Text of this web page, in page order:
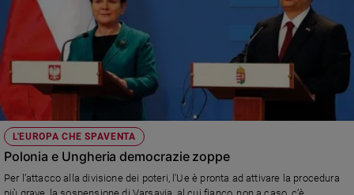
Legalità
Sport
Interviste
Papa
Papa
Chiesa
L'EUROPA CHE SPAVENTA
Polonia e Ungheria democrazie zoppe
Per l’attacco alla divisione dei poteri, l’Ue è pronta ad attivare la procedura